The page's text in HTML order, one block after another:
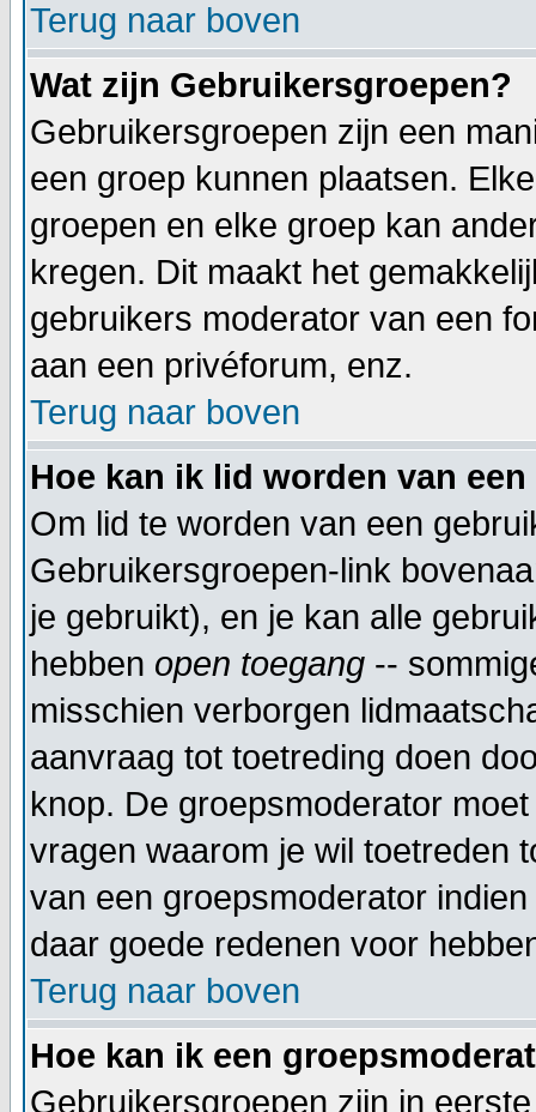
Terug naar boven
Wat zijn Gebruikersgroepen?
Gebruikersgroepen zijn een
een groep kunnen plaatsen.
groepen en elke groep kan
kregen. Dit maakt het
gebruikers moderator van een
aan een privéforum, enz.
Terug naar boven
Hoe kan ik lid worden van
Om lid te worden van een
Gebruikersgroepen-link
je gebruikt), en je kan alle
hebben open toegang --
misschien verborgen
aanvraag tot toetreding doen
knop. De groepsmoderator
vragen waarom je wil toetreden
van een groepsmoderator
daar goede redenen voor
Terug naar boven
Hoe kan ik een
Gebruikersgroepen zijn in